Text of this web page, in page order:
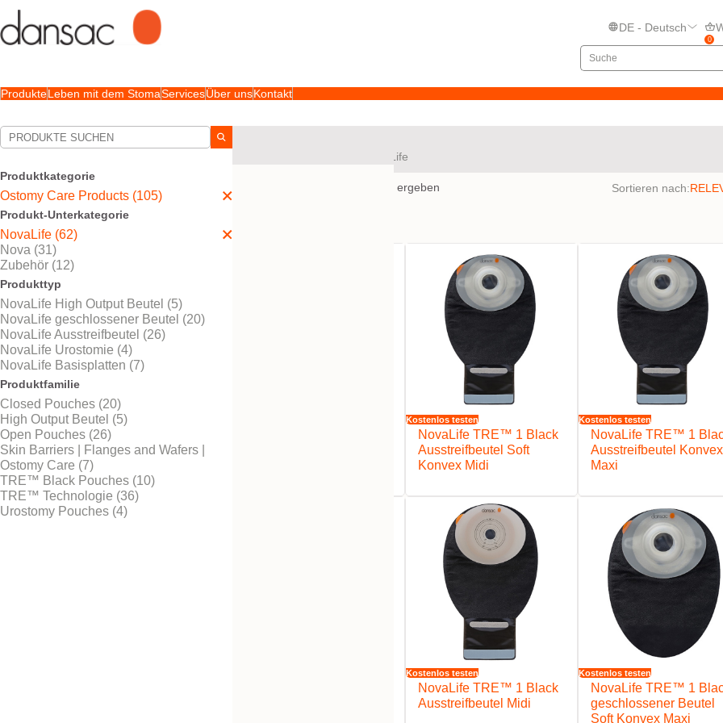
DE - Deutsch
0
ProdukteLeben mit dem StomaServicesÜber unsKontakt
Produktkategorie
Ostomy Care Products (105)
Produkt-Unterkategorie
NovaLife (62)
Nova (31)
Zubehör (12)
Produkttyp
NovaLife High Output Beutel (5)
NovaLife geschlossener Beutel (20)
NovaLife Ausstreifbeutel (26)
NovaLife Urostomie (4)
NovaLife Basisplatten (7)
Produktfamilie
Closed Pouches (20)
High Output Beutel (5)
Open Pouches (26)
Skin Barriers | Flanges and Wafers |
Ostomy Care (7)
TRE™ Black Pouches (10)
TRE™ Technologie (36)
Urostomy Pouches (4)
NovaLife
Ergebnisse ergeben Sortieren nach:
Kostenlos testen
NovaLife TRE™ 1 Black
Ausstreifbeutel Soft
Konvex Midi
Kostenlos testen
NovaLife TRE™ 1
Ausstreifbeutel Konvex
Maxi
Kostenlos testen
NovaLife TRE™ 1 Black
Ausstreifbeutel Midi
Kostenlos testen
NovaLife TRE™ 1
geschlossener Beutel
Soft Konvex Maxi